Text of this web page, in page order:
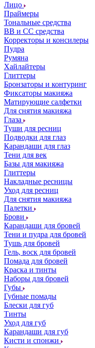
Лицо
Праймеры
Тональные средства
ВВ и СС средства
Корректоры и консилеры
Пудра
Румяна
Хайлайтеры
Глиттеры
Бронзаторы и контуринг
Фиксаторы макияжа
Матирующие салфетки
Для снятия макияжа
Глаза
Туши для ресниц
Подводки для глаз
Карандаши для глаз
Тени для век
Базы для макияжа
Глиттеры
Накладные ресницы
Уход для ресниц
Для снятия макияжа
Палетки
Брови
Карандаши для бровей
Тени и пудра для бровей
Тушь для бровей
Гель, воск для бровей
Помада для бровей
Краска и тинты
Наборы для бровей
Губы
Губные помады
Блески для губ
Тинты
Уход для губ
Карандаши для губ
Кисти и спонжи